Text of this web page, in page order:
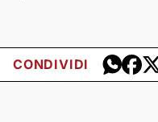
CONDIVIDI